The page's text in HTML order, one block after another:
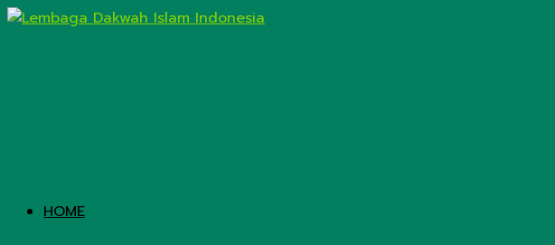
HOME